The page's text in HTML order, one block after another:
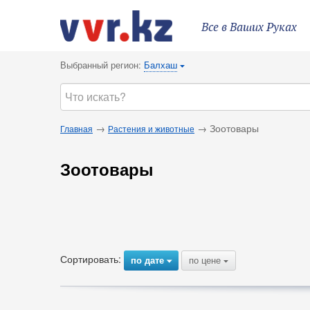
Все в Ваших Руках
Выбранный регион: Балхаш {
Главная → Растения и животные → Зоотовары
Зоотовары
Сортировать: по дате{ по цене {